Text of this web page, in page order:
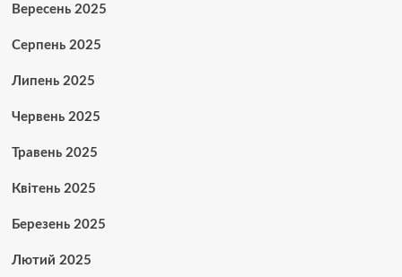
Вересень 2025
Серпень 2025
Липень 2025
Червень 2025
Травень 2025
Квітень 2025
Березень 2025
Лютий 2025